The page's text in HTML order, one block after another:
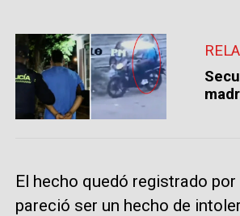
El hecho quedó registrado
pareció ser un hecho de